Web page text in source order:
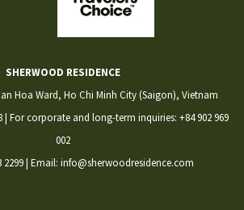
SHERWOOD RESIDENCE
Hoa Ward, Ho Chi Minh City (Saigon), Vietnam
| For corporate and long-term inquiries: +84 902 969
002
2299 | Email: info@sherwoodresidence.com